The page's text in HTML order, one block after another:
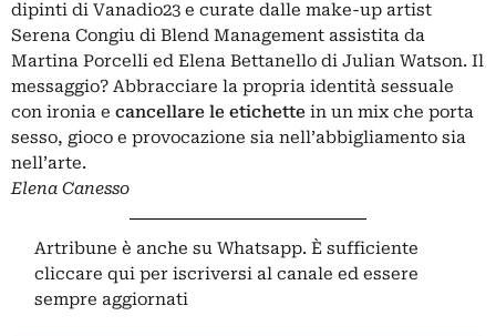
dipinti di Vanadio23 e curate dalle make-up artist
Serena Congiu di Blend Management assistita da
Martina Porcelli ed Elena Bettanello di Julian Watson. Il
messaggio? Abbracciare la propria identità sessuale
con ironia e cancellare le etichette in un mix che porta
sesso, gioco e provocazione sia nell’abbigliamento sia
nell’arte.
Elena Canesso
Artribune è anche su Whatsapp. È sufficiente
cliccare qui per iscriversi al canale ed essere
sempre aggiornati